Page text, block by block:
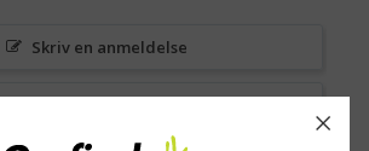
Skriv en anmeldelse